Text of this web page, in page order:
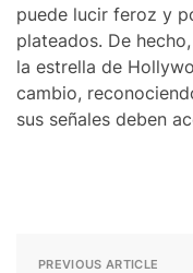
puede lucir feroz y
plateados. De
la estrella de
cambio,
sus señales deben
PREVIOUS ARTICLE